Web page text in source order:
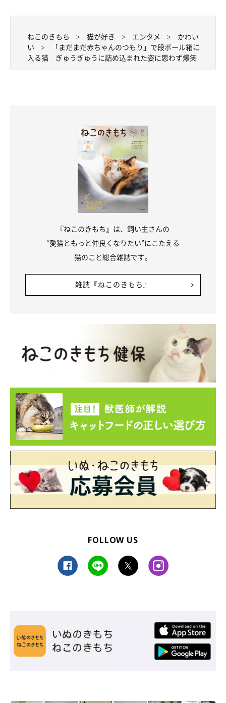
おもしろ可愛い姿を見せて、飼い主さんをクスッとさせているあ
おくん。そんなあおくんとの日々の暮らしについて、飼い主さん
のびのび過ごしてくれたらそれでいいです。これからも元気にの
びのび過ごしてもらえるように、人間はしっかり働きたいと思い
>（獣医師が解説）どんなサイズの箱でも入ろうとする猫の心理
写真提供・取材協力／ @aoaobri さん／Instagram
※この記事は投稿者さまにご了承をいただいたうえで制作してい
取材・文／二宮ねこむ
ねこのきもち 猫が好き エンタメ
かわい
い
「まだまだ赤ちゃんのつもり」で段ボール箱に
入る猫 ぎゅうぎゅうに詰め込まれた姿に思わず爆笑
『ねこのきもち』は、飼い主さんの
“愛猫ともっと仲良くなりたい”にこたえる
猫のこと総合雑誌です。
雑誌『ねこのきもち』
FOLLOW US